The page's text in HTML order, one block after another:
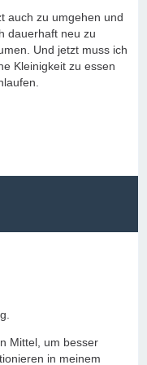
auch zu umgehen und
dauerhaft neu zu
Und jetzt muss ich
Kleinigkeit zu essen
Mittel, um besser
in meinem